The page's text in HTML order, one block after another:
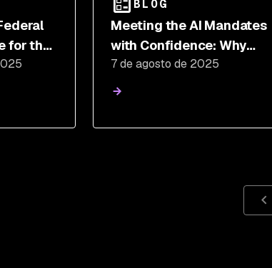
for the
of AI-
BLOG
Meeting the AI Mandates
with Confidence: Why
Federal Teams Trust
Snyk
7 de agosto de 2025